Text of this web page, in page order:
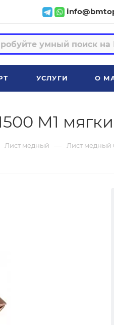
УСЛУГИ О
М1
Лист медный — Лист медный